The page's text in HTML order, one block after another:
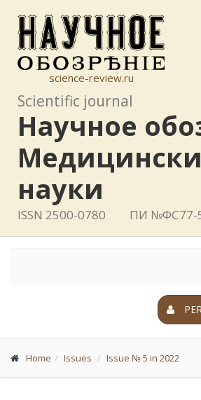
science-review.ru
Scientific journal
Научное
науки
ISSN 2500-0780 ПИ №ФС77-
Home Issues Issue № 5 in 2022